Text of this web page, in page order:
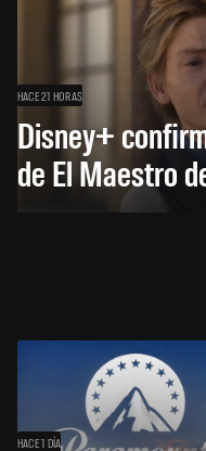
HACE 21 HORAS
Disney+
de El Maestro
HACE 1 DÍA